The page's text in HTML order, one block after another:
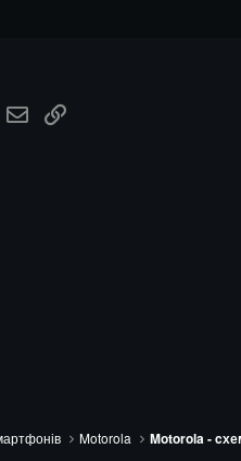
WhatsAppЕлектронна пошта
Motorola Motorola -